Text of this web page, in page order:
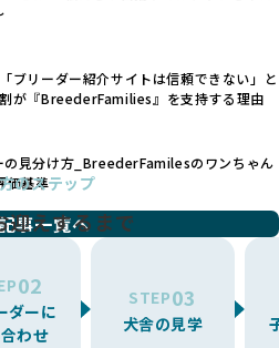
る、適切な健康管理が行われな
福祉が犠牲にされることも少な
らいミックス犬の繁殖や、愛情
問題です。これらのブリーディ
祉を無視し、利益のみを追求す
く、消費者にとっても深刻な課
たワンちゃんに優しくないブ
すべてのワンちゃんを家族のよ
ている「優良ブリーダー」のみ
マルウェルフェアを最優先に考
合基準を設定しています。これに
いを熟知し、適切なケアを提供
ーの専門性に大きく関わりま
種（一般的に3種以内）に絞って
熟知しています。これにより、
おいて質の高いケアを提供する
流行や需要に応じて扱う犬種を
に異なる健康問題や適切な育成
があります。こうしたブリーダ
リスクが高まります。
はこちら
ブリーダー紹介サイトは信頼できない」と
が『BreederFamilies』を支持する理由
の見分け方_BreederFamilesのワンちゃん
価基準
事一覧へ
のステップ
迎えするまで
02
ダーに
わせ
STEP03
犬舎の見学